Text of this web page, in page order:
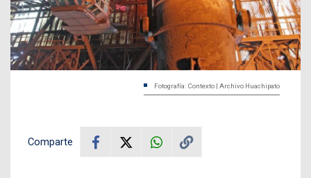
Fotografía: Contexto | Archivo Huachipato
Comparte